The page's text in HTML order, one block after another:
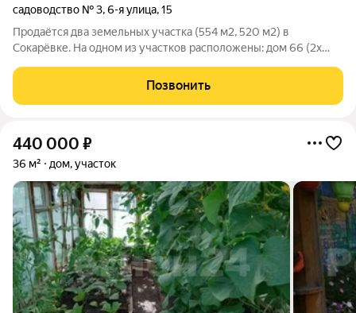
садоводство № 3,6-я улица,15
Продаётся два земельных участка (554 м2, 520 м2) в
Сокарёвке. На одном из участков расположены: дом 66 (2х
64, пристройка под инвентарь, погреб 33 (из блоков,требует
ремонта) , ёмкость под
Позвонить
440 000 ₽
36 м² дом, участок